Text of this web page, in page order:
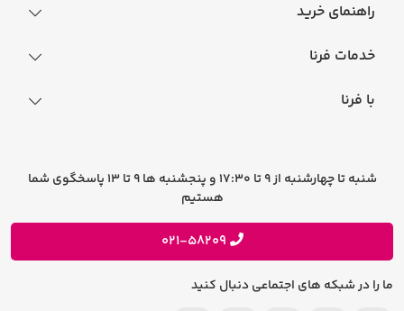
راهنمای خرید
راهنمای خرید اقساطی
خدمات فرنا
شرایط و قوانین
با فرنا
فرصت های شغلی
پیشنهادات و انتقادات
شنبه تا چهارشنبه از 9 تا 17:30 و پنجشنبه ها 9 تا 13 پاسخگوی شما
هستیم
021-58209
ما را در شبکه های اجتماعی دنبال کنید